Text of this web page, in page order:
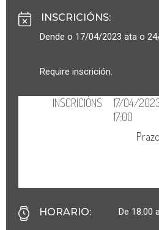
INSCRICIÓNS:
Dende o 17/04/2023 ata o
Require inscrición.
HORARIO: De 18.00